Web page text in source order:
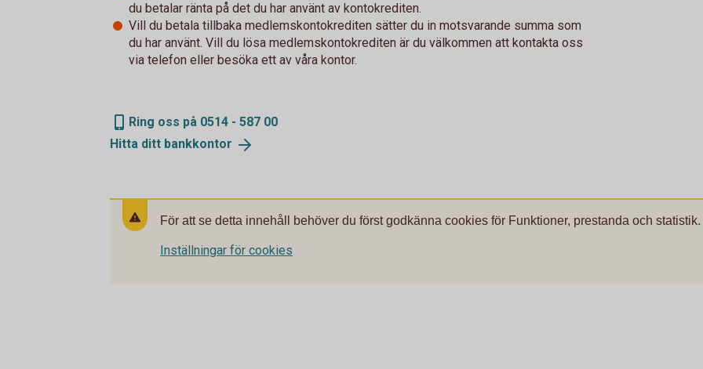
du betalar ränta på det du har använt av kontokrediten.
Vill du betala tillbaka medlemskontokrediten sätter du in motsvarande summa som
du har använt. Vill du lösa medlemskontokrediten är du välkommen att kontakta oss
via telefon eller besöka ett av våra kontor.
Ring oss på 0514 - 587 00
Hitta ditt bankkontor
För att se detta innehåll behöver du först godkänna cookies för Funktioner, prestanda och statistik.
Inställningar för cookies